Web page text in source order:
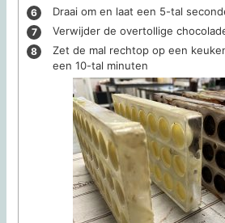
Draai om en laat een 5-tal
Verwijder de overtollige
Zet de mal rechtop op een
een 10-tal minuten